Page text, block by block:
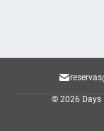
© 2026 Days